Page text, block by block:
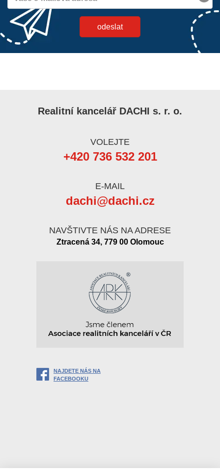
Realitní kancelář DACHI s. r. o.
VOLEJTE
+420 736 532 201
E-MAIL
dachi@dachi.cz
NAVŠTIVTE NÁS NA ADRESE
Ztracená 34, 779 00 Olomouc
NAJDETE NÁS NA
FACEBOOKU